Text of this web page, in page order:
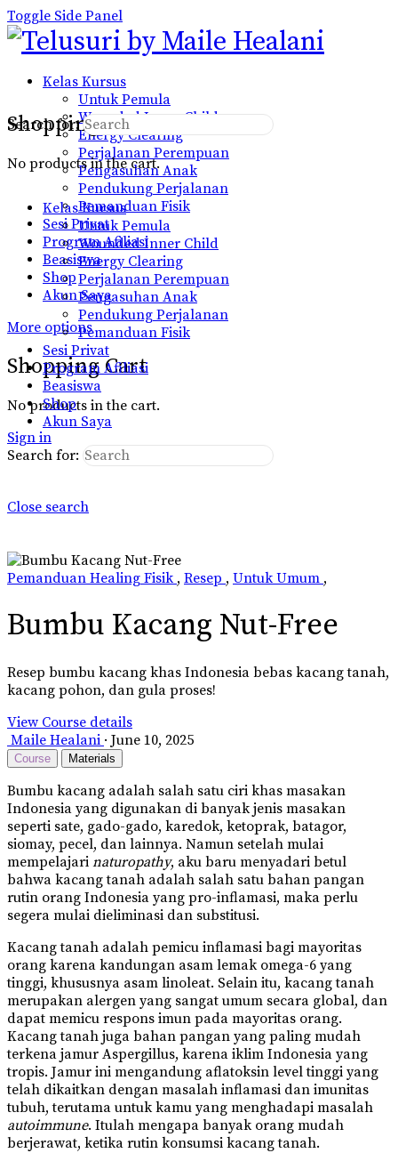
Toggle Side Panel
Kelas Kursus
Untuk Pemula
Wounded Inner Child
Energy Clearing
Perjalanan Perempuan
Pengasuhan Anak
Pendukung Perjalanan
Pemanduan Fisik
Sesi Privat
Program Afiliasi
Beasiswa
Shop
Akun Saya
More options
Shopping Cart
No products in the cart.
Sign in
Shopping Cart
No products in the cart.
Search for:
Kelas Kursus
Untuk Pemula
Wounded Inner Child
Energy Clearing
Perjalanan Perempuan
Pengasuhan Anak
Pendukung Perjalanan
Pemanduan Fisik
Sesi Privat
Program Afiliasi
Beasiswa
Shop
Akun Saya
Search for:
Close search
Pemanduan Healing Fisik , Resep , Untuk Umum ,
Bumbu Kacang Nut-Free
Resep bumbu kacang khas Indonesia bebas kacang tanah,
kacang pohon, dan gula proses!
View Course details
Maile Healani · June 10, 2025
Course Materials
Bumbu kacang adalah salah satu ciri khas masakan
Indonesia yang digunakan di banyak jenis masakan
seperti sate, gado-gado, karedok, ketoprak, batagor,
siomay, pecel, dan lainnya. Namun setelah mulai
mempelajari naturopathy, aku baru menyadari betul
bahwa kacang tanah adalah salah satu bahan pangan
rutin orang Indonesia yang pro-inflamasi, maka perlu
segera mulai dieliminasi dan substitusi.
Kacang tanah adalah pemicu inflamasi bagi mayoritas
orang karena kandungan asam lemak omega-6 yang
tinggi, khususnya asam linoleat. Selain itu, kacang tanah
merupakan alergen yang sangat umum secara global, dan
dapat memicu respons imun pada mayoritas orang.
Kacang tanah juga bahan pangan yang paling mudah
terkena jamur Aspergillus, karena iklim Indonesia yang
tropis. Jamur ini mengandung aflatoksin level tinggi yang
telah dikaitkan dengan masalah inflamasi dan imunitas
tubuh, terutama untuk kamu yang menghadapi masalah
autoimmune. Itulah mengapa banyak orang mudah
berjerawat, ketika rutin konsumsi kacang tanah.